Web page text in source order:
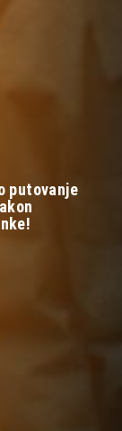
putovanje